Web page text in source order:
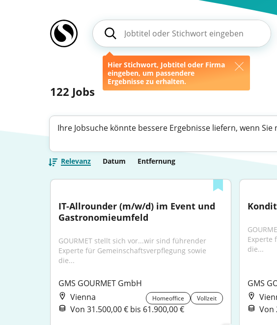
Hier Stichwort, Jobtitel oder Firma
eingeben, um passendere
Ergebnisse zu erhalten.
122 Jobs
Ihre Jobsuche könnte bessere Ergebnisse liefern, wenn
Relevanz Datum Entfernung
IT-Allrounder (m/w/d) im Event und
Gastronomieumfeld
GOURMET stellt sich vor...wir sind führender
Experte für Gemeinschaftsverpflegung sowie
die...
GMS GOURMET GmbH
Vienna
Homeoffice Vollzeit
Von 31.500,00 € bis 61.900,00 €
Experte
die...
GMS
Von